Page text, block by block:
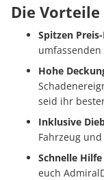
Die
Spitzen
Hohe
seid ihr
Inklusive
Fahrzeug
Schnelle
euch